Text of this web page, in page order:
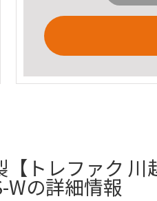
トレファク 川
Wの詳細情報